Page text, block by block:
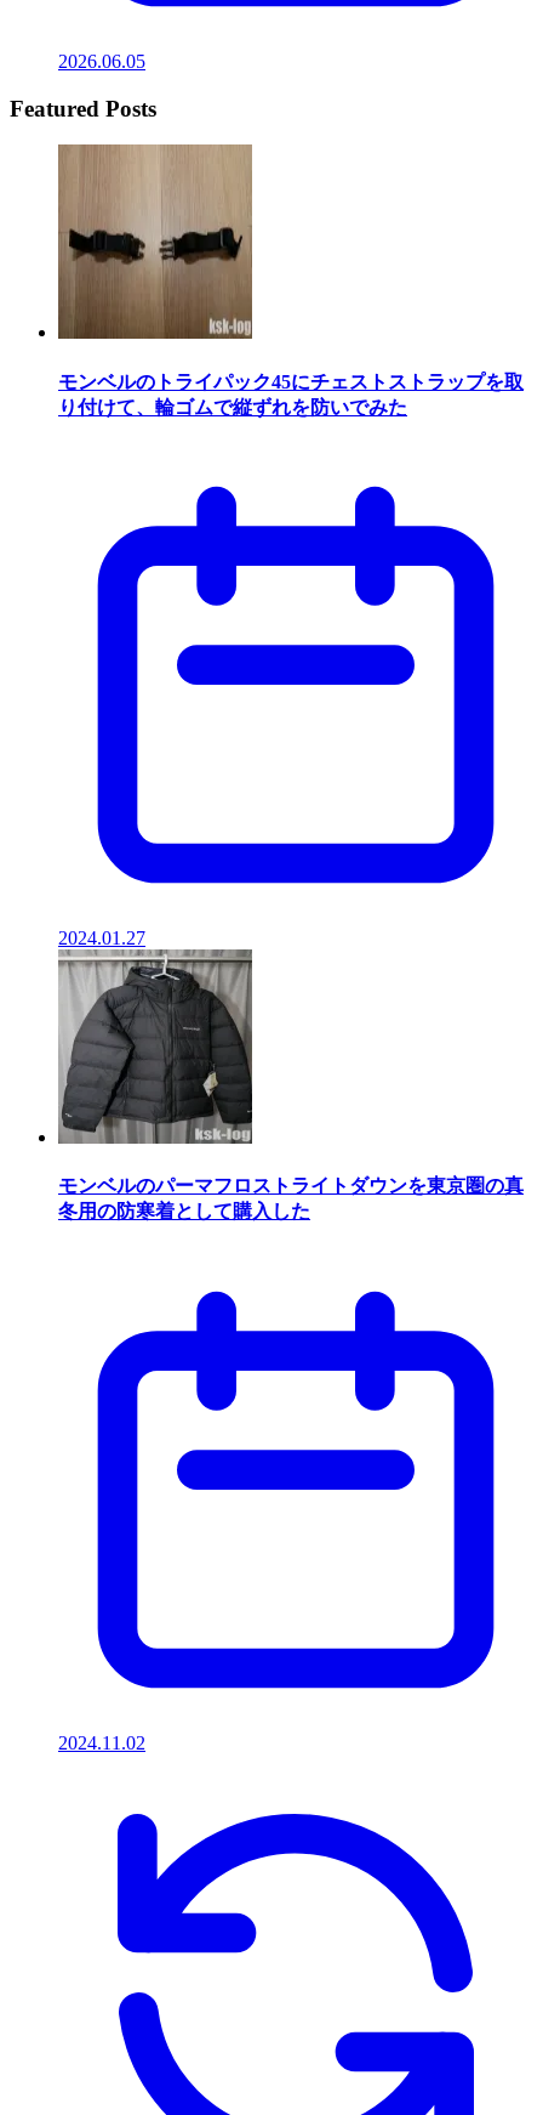
2026.06.05
Featured Posts
モンベルのトライパック45にチェストストラップを取
り付けて、輪ゴムで縦ずれを防いでみた
2024.01.27
モンベルのパーマフロストライトダウンを東京圏の真
冬用の防寒着として購入した
2024.11.02